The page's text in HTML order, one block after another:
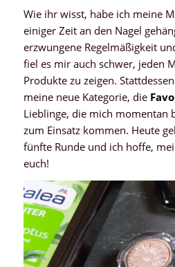
Wie ihr wisst, habe ich meine
einiger Zeit an den Nagel
erzwungene Regelmäßigkeit
fiel es mir auch schwer, jeden
Produkte zu zeigen.
meine neue Kategorie, die
Lieblinge, die mich momentan
zum Einsatz kommen. Heute
fünfte Runde und ich hoffe,
euch!